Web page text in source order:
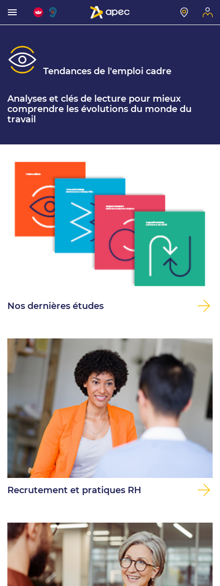
Tendances de l'emploi cadre
Analyses et clés de lecture pour mieux
comprendre les évolutions du monde du
travail
Nos dernières études
Recrutement et pratiques RH